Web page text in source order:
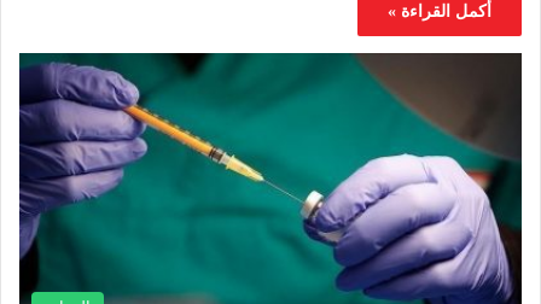
أكمل القراءة »